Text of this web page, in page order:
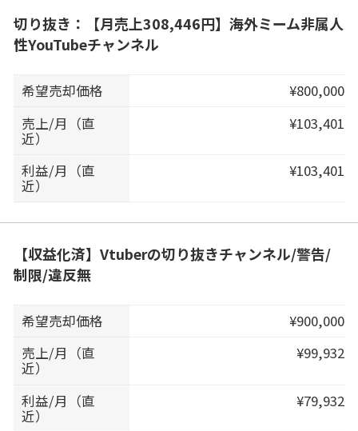
切り抜き：【月売上308,446円】海外ミーム非属人
性YouTubeチャンネル
希望売却価格
¥800,000
売上/月（直
近）
¥103,401
利益/月（直
近）
¥103,401
【収益化済】Vtuberの切り抜きチャンネル/警告/
制限/違反無
希望売却価格
¥900,000
売上/月（直
近）
¥99,932
利益/月（直
近）
¥79,932